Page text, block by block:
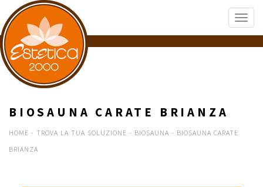
BIOSAUNA CARATE BRIANZA
HOME - TROVA LA TUA SOLUZIONE - BIOSAUNA - BIOSAUNA CARATE
BRIANZA